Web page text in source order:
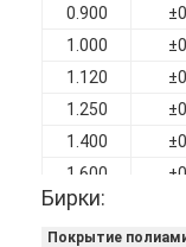
0.900
1.000
1.120
1.250
1.400
1.600
Бирки:
Покрытие